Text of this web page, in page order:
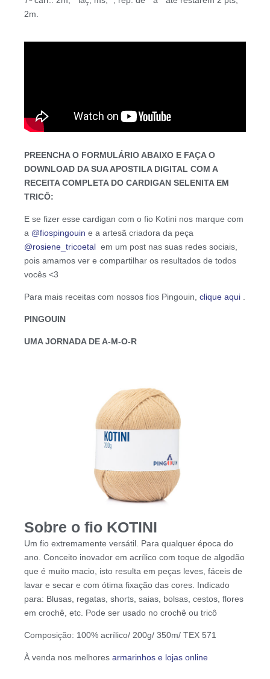
2m.
PREENCHA O FORMULÁRIO ABAIXO E FAÇA O
DOWNLOAD DA SUA APOSTILA DIGITAL COM A
RECEITA COMPLETA DO CARDIGAN SELENITA EM
TRICÔ:
E se fizer esse cardigan com o fio Kotini nos marque com
a @fiospingouin e a artesã criadora da peça
@rosiene_tricoetal em um post nas suas redes sociais,
pois amamos ver e compartilhar os resultados de todos
vocês <3
Para mais receitas com nossos fios Pingouin, clique aqui
PINGOUIN
UMA JORNADA DE A-M-O-R
Sobre o fio KOTINI
Um fio extremamente versátil. Para qualquer época do
ano. Conceito inovador em acrílico com toque de algodão
que é muito macio, isto resulta em peças leves, fáceis de
lavar e secar e com ótima fixação das cores. Indicado
para: Blusas, regatas, shorts, saias, bolsas, cestos, flores
em crochê, etc. Pode ser usado no crochê ou tricô
Composição: 100% acrílico/ 200g/ 350m/ TEX 571
À venda nos melhores armarinhos e lojas online